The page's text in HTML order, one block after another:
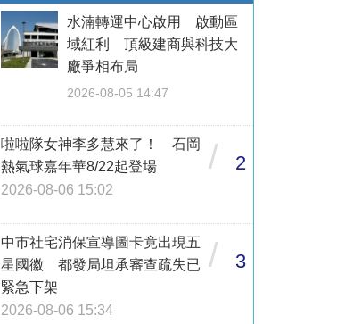
水湳轉運中心啟用 啟動區
域紅利 頂級建商與科技大
廠爭相布局
2026-08-05 14:47
啦啦隊女神李多慧來了！ 石岡
熱氣球嘉年華8/22起登場
2026-08-06 15:02
/ 2
中市社宅消保宣導圖卡竟出現五
星國徽 都發局坦承審查疏失已
緊急下架
2026-08-06 15:34
/ 3